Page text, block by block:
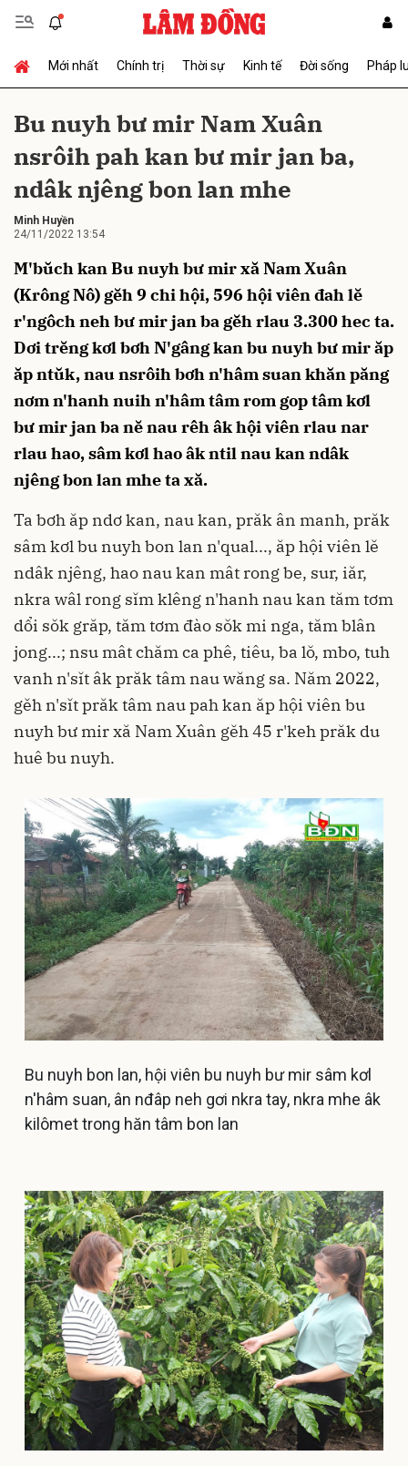
Mới nhất Chính trị Thời sự Kinh tế Đời sống Pháp
Bu nuyh bư mir Nam Xuân
nsrôih pah kan bư mir jan ba,
ndâk njêng bon lan mhe
Minh Huyền
24/11/2022 13:54
M'bŭch kan Bu nuyh bư mir xă Nam Xuân
(Krông Nô) gĕh 9 chi hội, 596 hội viên đah lĕ
r'ngôch neh bư mir jan ba gĕh rlau 3.300 hec ta.
Dơi trĕng kơl bơh N'gâng kan bu nuyh bư mir ăp
ăp ntŭk, nau nsrôih bơh n'hâm suan khăn păng
nơm n'hanh nuih n'hâm tâm rom gop tâm kơl
bư mir jan ba nĕ nau rêh âk hội viên rlau nar
rlau hao, sâm kơl hao âk ntil nau kan ndâk
njêng bon lan mhe ta xă.
Ta bơh ăp ndơ kan, nau kan, prăk ân manh, prăk
sâm kơl bu nuyh bon lan n'qual..., ăp hội viên lĕ
ndâk njêng, hao nau kan mât rong be, sur, iăr,
nkra wâl rong sĭm klêng n'hanh nau kan tăm tơm
dổi sŏk grăp, tăm tơm đào sŏk mi nga, tăm blân
jong...; nsu mât chăm ca phê, tiêu, ba lŏ, mbo, tuh
vanh n'sĭt âk prăk tâm nau wăng sa. Năm 2022,
gĕh n'sĭt prăk tâm nau pah kan ăp hội viên bu
nuyh bư mir xă Nam Xuân gĕh 45 r'keh prăk du
huê bu nuyh.
Bu nuyh bon lan, hội viên bu nuyh bư mir sâm kơl
n'hâm suan, ân nđâp neh gơi nkra tay, nkra mhe âk
kilômet trong hăn tâm bon lan
Gửi bình luận
Hủy